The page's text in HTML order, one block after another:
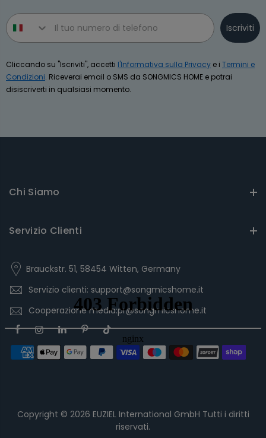
Phone number
Iscriviti
Cliccando su "Iscriviti", accetti l'Informativa sulla Privacy e i Termini e
Condizioni. Riceverai email o SMS da SONGMICS HOME e potrai
disiscriverti in qualsiasi momento.
Chi Siamo
Servizio Clienti
Brauckstr. 51, 58454 Witten, Germany
Servizio clienti: support@songmicshome.it
Cooperazione media:pr@songmicshome.it
Copyright © 2026 EUZIEL International GmbH Tutti i diritti
riservati.